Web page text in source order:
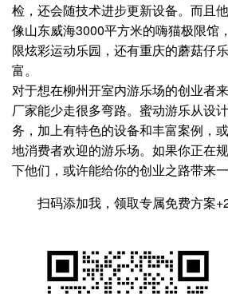
检，还会随技术进步更新设备。而且
像山东威海3000平方米的嗨猫极限馆
限炫彩运动乐园，还有重庆的蘑菇仔
富。
对于想在柳州开室内游乐场的创业者
厂家能少走很多弯路。蜜动游乐从设
务，加上有特色的设备和丰富案例，
地消费者欢迎的游乐场。如果你正在
下他们，或许能给你的创业之路带来一
扫码添加我，领取专属免费方案